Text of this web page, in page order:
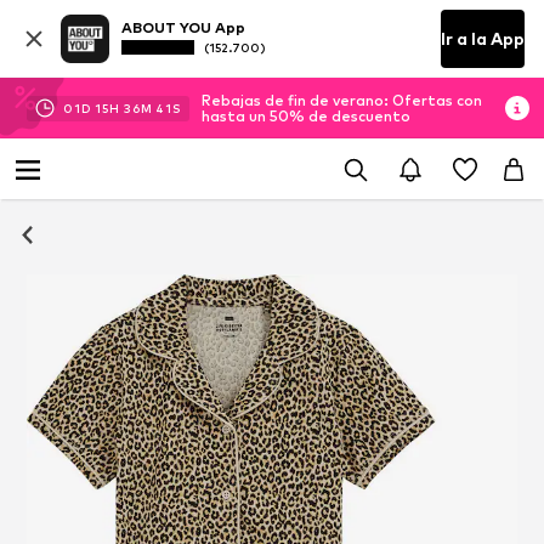
ABOUT YOU App
(152.700) Ir a la App
01D 15H 36M 40 S
Rebajas de fin de verano: Ofertas con
hasta un 50% de descuento